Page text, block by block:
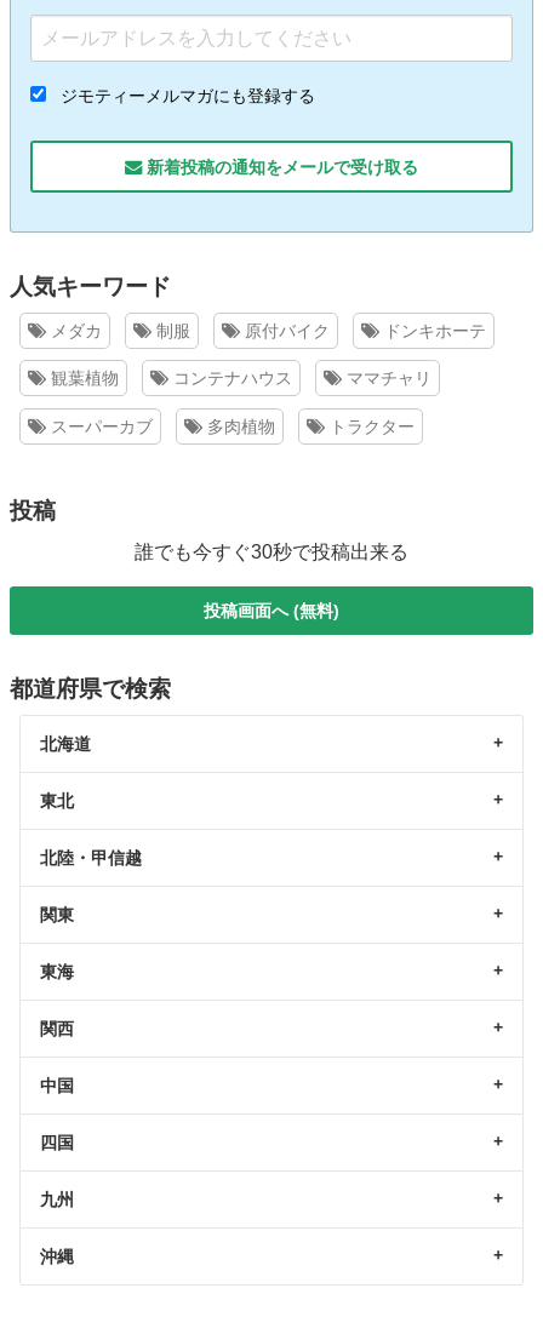
ジモティーメルマガにも登録する
新着投稿の通知をメールで受け取る
人気キーワード
メダカ 制服 原付バイク ドンキホーテ
観葉植物 コンテナハウス ママチャリ
スーパーカブ 多肉植物 トラクター
投稿
誰でも今すぐ30秒で投稿出来る
投稿画面へ (無料)
都道府県で検索
北海道
東北
北陸・甲信越
関東
東海
関西
中国
四国
九州
沖縄